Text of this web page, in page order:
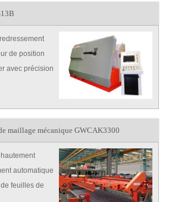
de position
avec précision
mémoire CNC
d
maillage mécanique GWCAK3300
automatique
feuilles de